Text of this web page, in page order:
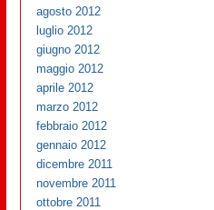
agosto 2012
luglio 2012
giugno 2012
maggio 2012
aprile 2012
marzo 2012
febbraio 2012
gennaio 2012
dicembre 2011
novembre 2011
ottobre 2011